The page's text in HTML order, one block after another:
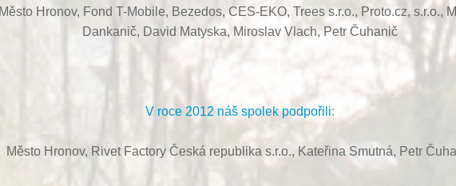
Město Hronov, Fond T-Mobile, Bezedos, CES-EKO, Trees s.r.o., Proto.cz, s.r.o.,
Dankanič, David Matyska, Miroslav Vlach,Petr Čuhanič
V roce 2012 náš spolek podpořili:
Město Hronov, Rivet Factory Česká republika s.r.o., Kateřina Smutná, Petr